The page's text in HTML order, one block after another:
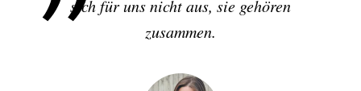
sich für uns nicht aus, sie gehören
zusammen.